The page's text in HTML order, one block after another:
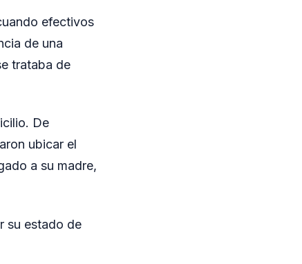
efectivos
de una
trataba de
De
ubicar el
a su madre,
su estado de